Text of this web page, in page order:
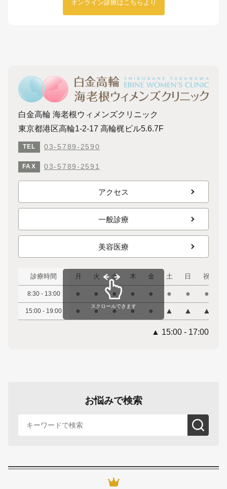
オンライン診療はこちらより
白金高輪 海老根ウィメンズクリニック
東京都港区高輪1-2-17 高輪梶ビル5.6.7F
TEL 03-5789-2590
FAX 03-5789-2591
アクセス
一般診療
美容医療
診療時間 月 火 水 木 金 土 日 祝
8:30 - 13:00 ● ● ● ● ● ● ● ●
15:00 - 19:00 ● ● ● ● ● ▲ ▲ ▲
スクロールできます
▲ 15:00 - 17:00
お悩みで検索